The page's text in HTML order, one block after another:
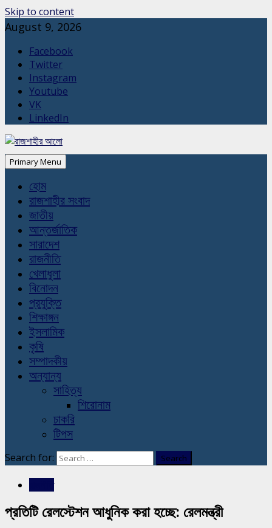
Skip to content
August 9, 2026
Facebook
Twitter
Instagram
Youtube
VK
LinkedIn
Primary Menu
হোম
রাজশাহীর সংবাদ
জাতীয়
আন্তর্জাতিক
সারাদেশ
রাজনীতি
খেলাধুলা
বিনোদন
প্রযুক্তি
শিক্ষাঙ্গন
ইসলামিক
কৃষি
সম্পাদকীয়
অন্যান্য
সাহিত্য
শিরোনাম
চাকরি
টিপস
Search for:
প্রতিটি রেলস্টেশন আধুনিক করা হচ্ছে: রেলমন্ত্রী